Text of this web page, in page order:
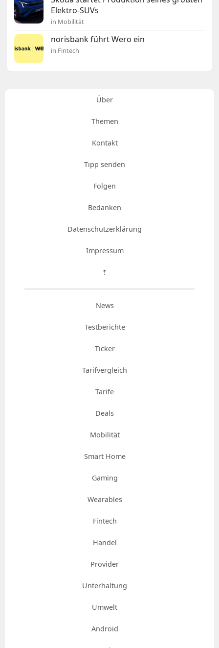
Elektro-SUVs
in Mobilität
norisbank führt Wero ein
in Fintech
Über
Themen
Kontakt
Tipp senden
Folgen
Bedanken
Datenschutzerklärung
Impressum
⇡
News
Testberichte
Ticker
Tarifvergleich
Tarife
Deals
Mobilität
Smart Home
Gaming
Wearables
Fintech
Handel
Provider
Unterhaltung
Umwelt
Android